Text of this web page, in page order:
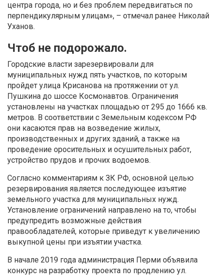
центра города, но и без проблем передвигаться по
перпендикулярным улицам», – отмечал ранее Николай
Уханов.
Чтоб не подорожало.
Городские власти зарезервировали для
муниципальных нужд пять участков, по которым
пройдет улица Крисанова на протяжении от ул.
Пушкина до шоссе Космонавтов. Ограничения
установлены на участках площадью от 295 до 1666 кв.
метров. В соответствии с Земельным кодексом РФ
они касаются прав на возведение жилых,
производственных и других зданий, а также на
проведение оросительных и осушительных работ,
устройство прудов и прочих водоемов.
Согласно комментариям к ЗК РФ, основной целью
резервирования является последующее изъятие
земельного участка для муниципальных нужд.
Установление ограничений направлено на то, чтобы
предупредить возможные действия
правообладателей, которые приведут к увеличению
выкупной цены при изъятии участка.
В начале 2019 года администрация Перми объявила
конкурс на разработку проекта по продлению ул.